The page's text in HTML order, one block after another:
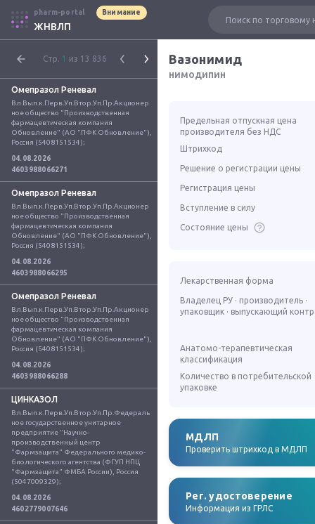
pharm-portal Внимание
ЖНВЛП
Стр. 1 из 13 836
Омепразол Реневал
Вл.Вып.к.Перв.Уп.Втор.Уп.Пр.Акционер
ное общество "Производственная
фармацевтическая компания
Обновление" (АО "ПФК Обновление"),
Россия (5408151534);
04.08.2026
4603988066271
Омепразол Реневал
Вл.Вып.к.Перв.Уп.Втор.Уп.Пр.Акционер
ное общество "Производственная
фармацевтическая компания
Обновление" (АО "ПФК Обновление"),
Россия (5408151534);
04.08.2026
4603988066295
Омепразол Реневал
Вл.Вып.к.Перв.Уп.Втор.Уп.Пр.Акционер
ное общество "Производственная
фармацевтическая компания
Обновление" (АО "ПФК Обновление"),
Россия (5408151534);
04.08.2026
4603988066288
ЦИНКАЗОЛ
Вл.Вып.к.Перв.Уп.Втор.Уп.Пр.Федераль
ное государственное унитарное
предприятие "Научно-
производственный центр
"Фармзащита" Федерального медико-
биологического агентства (ФГУП НПЦ
"Фармзащита" ФМБА России), Россия
(5047009329);
04.08.2026
4602779007646
Вазонимид
нимодипин
Предельная отпускная цена
производителя без НДС
Штрихкод
Решение о регистрации цены
Регистрация цены
Вступление в силу
Состояние цены
Лекарственная форма
Владелец РУ · производитель ·
упаковщик · выпускающий
Анатомо-терапевтическая
классификация
Количество в потребительской
упаковке
МДЛП
Проверить штрихкод в МДЛП
Рег. удостоверение
Информация из ГРЛС